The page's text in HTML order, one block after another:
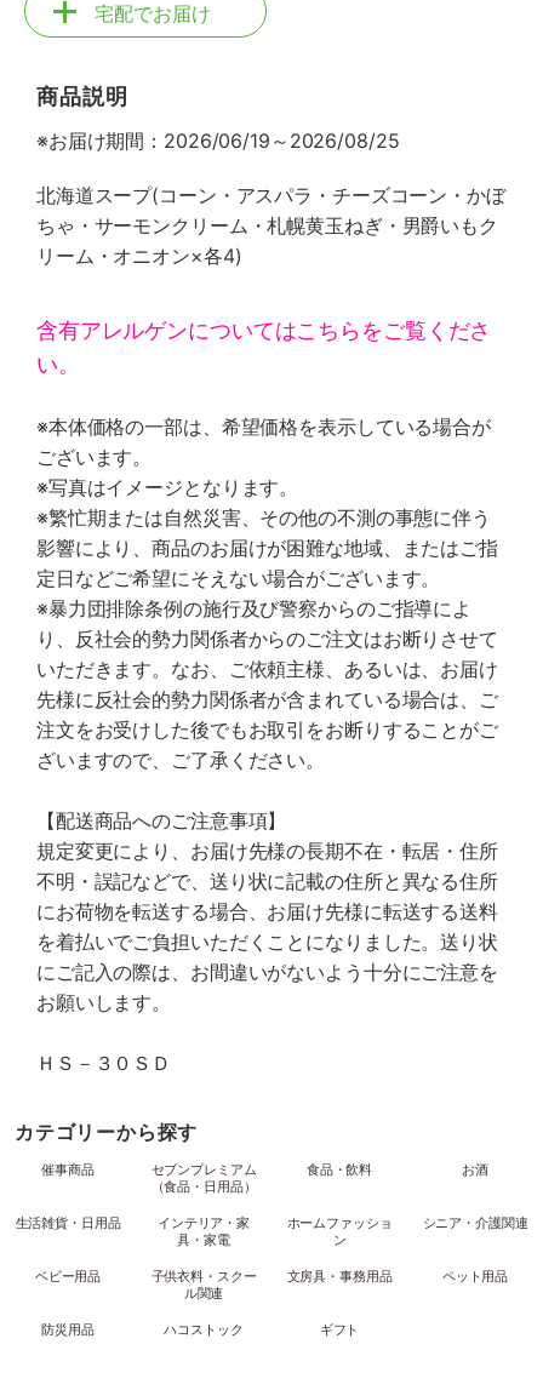
宅配でお届け
商品説明
※お届け期間：2026/06/19～2026/08/25
北海道スープ(コーン・アスパラ・チーズコーン・かぼ
ちゃ・サーモンクリーム・札幌黄玉ねぎ・男爵いもク
リーム・オニオン×各4)
含有アレルゲンについてはこちらをご覧くださ
い。
※本体価格の一部は、希望価格を表示している場合が
ございます。
※写真はイメージとなります。
※繁忙期または自然災害、その他の不測の事態に伴う
影響により、商品のお届けが困難な地域、またはご指
定日などご希望にそえない場合がございます。
※暴力団排除条例の施行及び警察からのご指導によ
り、反社会的勢力関係者からのご注文はお断りさせて
いただきます。なお、ご依頼主様、あるいは、お届け
先様に反社会的勢力関係者が含まれている場合は、ご
注文をお受けした後でもお取引をお断りすることがご
ざいますので、ご了承ください。
【配送商品へのご注意事項】
規定変更により、お届け先様の長期不在・転居・住所
不明・誤記などで、送り状に記載の住所と異なる住所
にお荷物を転送する場合、お届け先様に転送する送料
を着払いでご負担いただくことになりました。送り状
にご記入の際は、お間違いがないよう十分にご注意を
お願いします。
ＨＳ－３０ＳＤ
カテゴリーから探す
催事商品
セブンプレミアム
（食品・日用品）
食品・飲料 お酒
生活雑貨・日用品
インテリア・家
具・家電
ホームファッショ
ン
シニア・介護関連
ベビー用品
子供衣料・スクー
ル関連
文房具・事務用品 ペット用品
防災用品 ハコストック ギフト